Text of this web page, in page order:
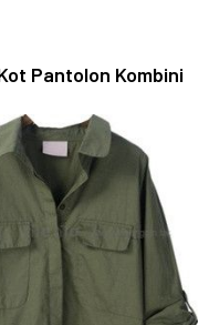
Pantolon Kombini